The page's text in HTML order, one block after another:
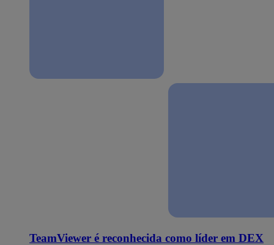
TeamViewer é reconhecida como líder em DEX